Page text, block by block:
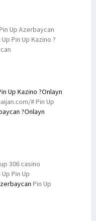
Up Azerbaycan
Pin Up Kazino ?
Up Kazino ?Onlayn
# Pin Up
?Onlayn
306 casino
Pin Up
Pin Up